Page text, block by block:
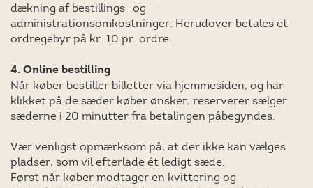
dækning af bestillings- og
administrationsomkostninger. Herudover betales et
ordregebyr på kr. 10 pr. ordre.
4. Online bestilling
Når køber bestiller billetter via hjemmesiden, og har
klikket på de sæder køber ønsker, reserverer sælger
sæderne i 20 minutter fra betalingen påbegyndes.
Vær venligst opmærksom på, at der ikke kan vælges
pladser, som vil efterlade ét ledigt sæde.
Først når køber modtager en kvittering og